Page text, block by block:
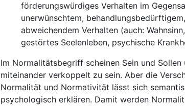
förderungswürdiges Verhalten im
unerwünschtem,
abweichendem Verhalten (auch:
gestörtes Seelenleben, psychische
Im Normalitätsbegriff scheinen Sein und Sollen
miteinander verkoppelt zu sein. Aber die
Normalität und Normativität lässt sich
psychologisch erklären. Damit werden